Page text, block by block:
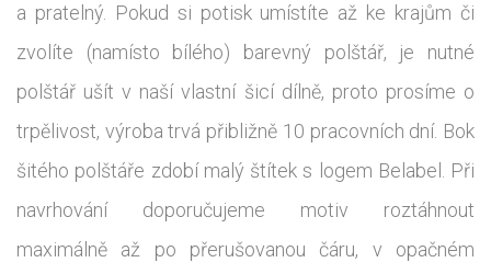
a pratelný. Pokud si potisk umístíte až ke krajům či
zvolíte (namísto bílého) barevný polštář, je nutné
polštář ušít v naší vlastní šicí dílně, proto prosíme o
trpělivost, výroba trvá přibližně 10 pracovních dní. Bok
šitého polštáře zdobí malý štítek s logem Belabel. Při
navrhování doporučujeme motiv roztáhnout
maximálně až po přerušovanou čáru, v opačném